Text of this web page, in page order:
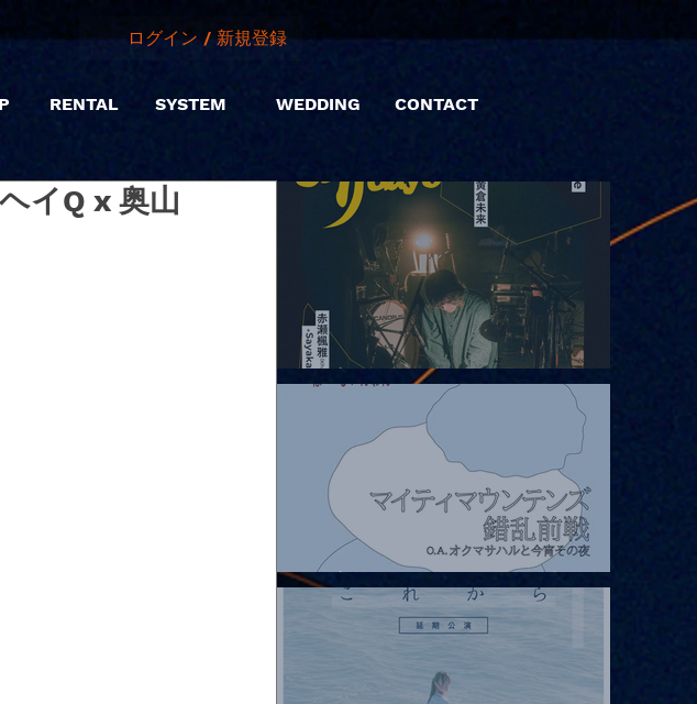
ログイン / 新規登録
RENTAL SYSTEM WEDDING CONTACT
イQ x 奥山
2026.08.06 |【観覧】hamachiまつり2026２days-月見ル君想フ編
2026.08.07 |【観覧】マイティマウンテンズpresents. “HALL-IN-